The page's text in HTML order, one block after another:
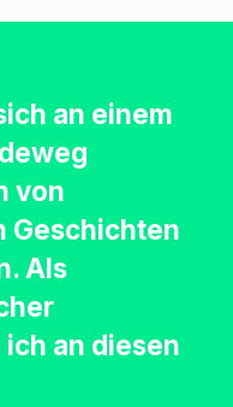
an einem
von
Geschichten
Als
an diesen